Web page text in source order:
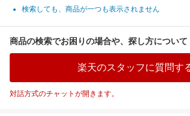
検索しても、商品が一つも表示されません
商品の検索でお困りの場合や、探し方について
楽天のスタッフに質問す
対話方式のチャットが開きます。